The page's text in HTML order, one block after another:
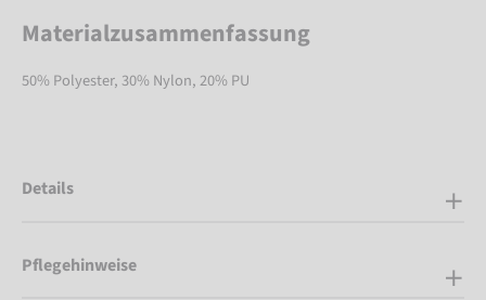
Materialzusammenfassung
50% Polyester, 30% Nylon, 20% PU
Details
Pflegehinweise